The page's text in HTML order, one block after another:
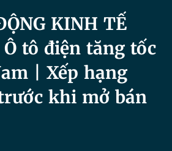
Magazine
Bạn cần biết
KINH TẾ
Ô tô điện tăng tốc
| Xếp hạng
khi mở bán